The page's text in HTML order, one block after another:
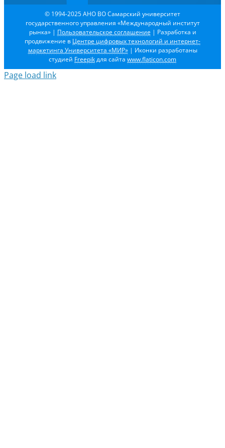
© 1994-2025 АНО ВО Самарский университет
государственного управления «Международный институт
рынка» | Пользовательское соглашение | Разработка и
продвижение в Центре цифровых технологий и интернет-
маркетинга Университета «МИР»| Иконки разработаны
студией Freepikдля сайта www.flaticon.com
Page load link